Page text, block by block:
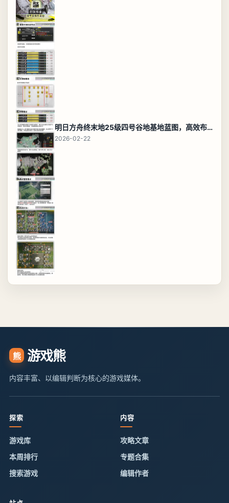
明日方舟终末地25级四号谷地基地蓝图，高效布局规划
2026-02-22
熊 游戏熊
内容丰富、以编辑判断为核心的游戏媒体。
探索
游戏库
本周排行
搜索游戏
内容
攻略文章
专题合集
编辑作者